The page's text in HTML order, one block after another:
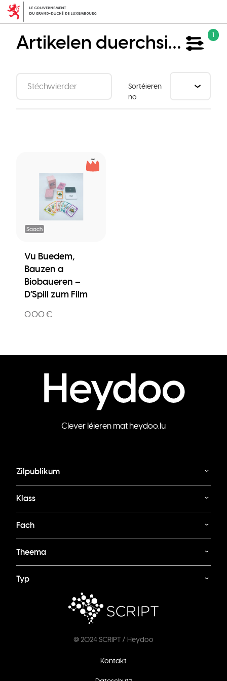
Skip
content
Artikelen duerchsichen 1
Sortéieren
no
Saach
Vu Buedem,
Bauzen a
Biobaueren –
D’Spill zum Film
0.00 €
Clever léieren mat heydoo.lu
Zilpublikum
Klass
Fach
Theema
Typ
@ 2024 SCRIPT / Heydoo
Kontakt